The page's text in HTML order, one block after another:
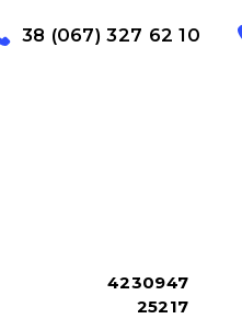
38 (067) 327 62 10
4230947
25217